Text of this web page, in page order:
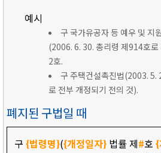
예시
구 국가유공자 등 예우 및 지
(2006. 6. 30. 총리령 제914호
2호.
구 주택건설촉진법(2003. 5.
로 전부 개정되기 전의 것).
폐지된 구법일 때
구 {법령명}({개정일자}법률 제#호